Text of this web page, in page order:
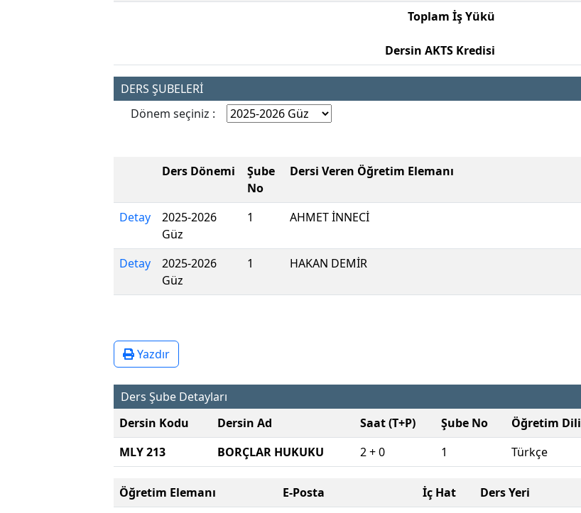
Toplam İş Yükü
Dersin AKTS Kredisi
DERS ŞUBELERİ
Dönem seçiniz :
Ders Dönemi
Şube
No
Dersi Veren Öğretim Elemanı
Detay
2025-2026
Güz
1 AHMET İNNECİ
Detay
2025-2026
Güz
1 HAKAN DEMİR
Yazdır
Ders Şube Detayları
Dersin Kodu
Dersin Ad Saat (T+P) Şube No Öğretim Dili
MLY 213
BORÇLAR HUKUKU 2 + 0 1 Türkçe
Öğretim Elemanı E-Posta İç Hat Ders Yeri